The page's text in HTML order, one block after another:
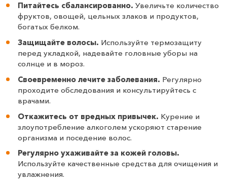
Питайтесь сбалансированно. Увеличьте количество
фруктов, овощей, цельных злаков и продуктов,
богатых белком.
Защищайте волосы. Используйте термозащиту
перед укладкой, надевайте головные уборы на
солнце и в мороз.
Своевременно лечите заболевания. Регулярно
проходите обследования и консультируйтесь с
врачами.
Откажитесь от вредных привычек. Курение и
злоупотребление алкоголем ускоряют старение
организма и поседение волос.
Регулярно ухаживайте за кожей головы.
Используйте качественные средства для очищения и
увлажнения.